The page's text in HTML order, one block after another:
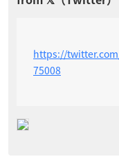
https://
75008